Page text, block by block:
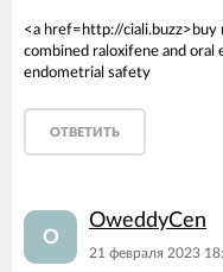
<a href=http://
combined raloxifene and
endometrial safety
ОТВЕТИТЬ
O
OweddyCen
21 февраля 2023